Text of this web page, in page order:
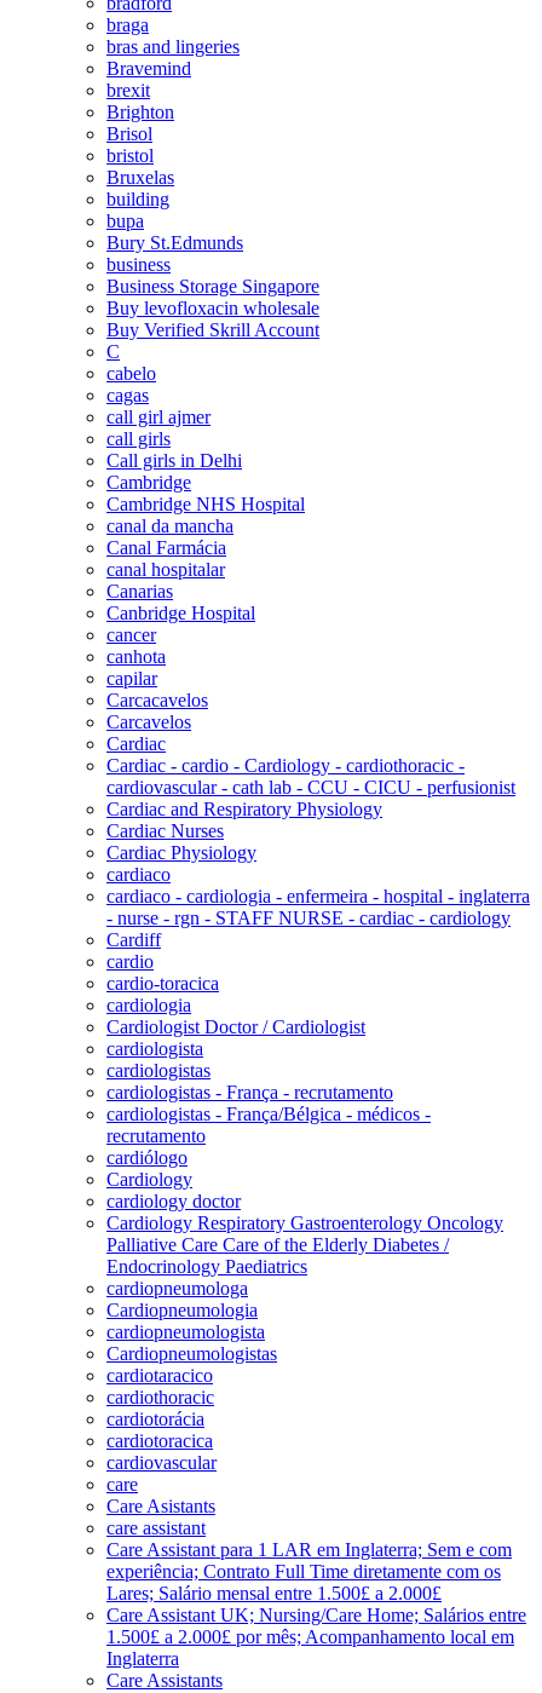
braga
bras and lingeries
Bravemind
brexit
Brighton
Brisol
bristol
Bruxelas
building
bupa
Bury St.Edmunds
business
Business Storage Singapore
Buy levofloxacin wholesale
Buy Verified Skrill Account
C
cabelo
cagas
call girl ajmer
call girls
Call girls in Delhi
Cambridge
Cambridge NHS Hospital
canal da mancha
Canal Farmácia
canal hospitalar
Canarias
Canbridge Hospital
cancer
canhota
capilar
Carcacavelos
Carcavelos
Cardiac
Cardiac - cardio - Cardiology - cardiothoracic -
cardiovascular - cath lab - CCU - CICU - perfusionist
Cardiac and Respiratory Physiology
Cardiac Nurses
Cardiac Physiology
cardiaco
cardiaco - cardiologia - enfermeira - hospital - inglaterra
- nurse - rgn - STAFF NURSE - cardiac - cardiology
Cardiff
cardio
cardio-toracica
cardiologia
Cardiologist Doctor / Cardiologist
cardiologista
cardiologistas
cardiologistas - França - recrutamento
cardiologistas - França/Bélgica - médicos -
recrutamento
cardiólogo
Cardiology
cardiology doctor
Cardiology Respiratory Gastroenterology Oncology
Palliative Care Care of the Elderly Diabetes /
Endocrinology Paediatrics
cardiopneumologa
Cardiopneumologia
cardiopneumologista
Cardiopneumologistas
cardiotaracico
cardiothoracic
cardiotorácia
cardiotoracica
cardiovascular
care
Care Asistants
care assistant
Care Assistant para 1 LAR em Inglaterra; Sem e com
experiência; Contrato Full Time diretamente com os
Lares; Salário mensal entre 1.500£ a 2.000£
Care Assistant UK; Nursing/Care Home; Salários entre
1.500£ a 2.000£ por mês; Acompanhamento local em
Inglaterra
Care Assistants